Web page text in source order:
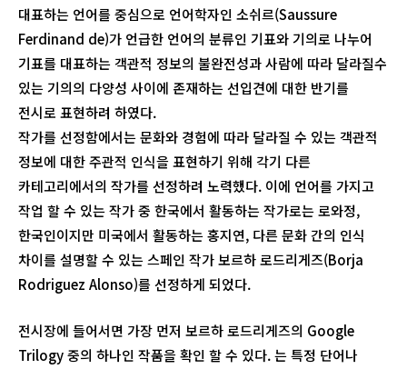
대표하는 언어를 중심으로 언어학자인 소쉬르(Saussure
Ferdinand de)가 언급한 언어의 분류인 기표와 기의로 나누어
기표를 대표하는 객관적 정보의 불완전성과 사람에 따라 달라질수
있는 기의의 다양성 사이에 존재하는 선입견에 대한 반기를
전시로 표현하려 하였다.
작가를 선정함에서는 문화와 경험에 따라 달라질 수 있는 객관적
정보에 대한 주관적 인식을 표현하기 위해 각기 다른
카테고리에서의 작가를 선정하려 노력했다. 이에 언어를 가지고
작업 할 수 있는 작가 중 한국에서 활동하는 작가로는 로와정,
한국인이지만 미국에서 활동하는 홍지연, 다른 문화 간의 인식
차이를 설명할 수 있는 스페인 작가 보르하 로드리게즈(Borja
Rodriguez Alonso)를 선정하게 되었다.
전시장에 들어서면 가장 먼저 보르하 로드리게즈의 Google
Trilogy 중의 하나인 작품을 확인 할 수 있다. 는 특정 단어나